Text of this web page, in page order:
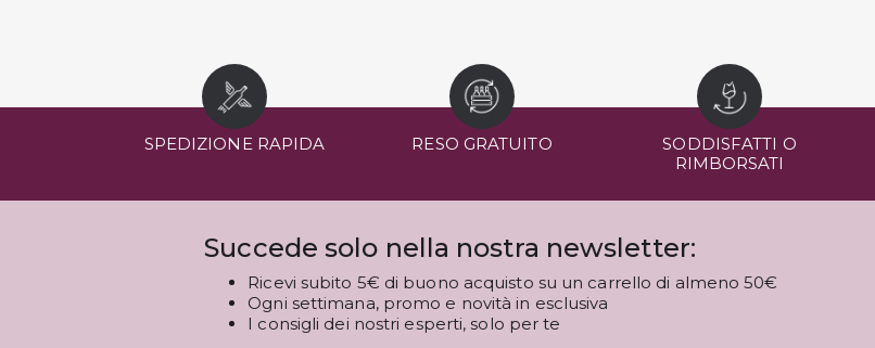
SPEDIZIONE RAPIDA RESO GRATUITO
SODDISFATTI O
RIMBORSATI
Succede solo nella nostra newsletter:
Ricevi subito 5€ di buono acquisto su un carrello di almeno 50€
Ogni settimana, promo e novità in esclusiva
I consigli dei nostri esperti, solo per te